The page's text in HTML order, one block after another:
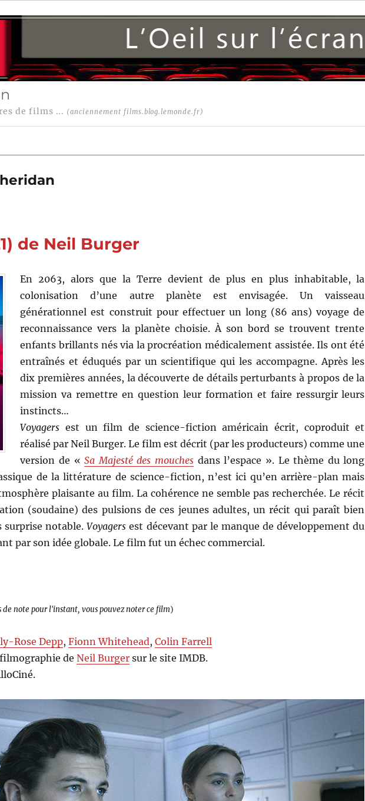
de films ... (anciennement films.blog.lemonde.fr)
de Neil Burger
En 2063, alors que la Terre devient de plus en plus inhabitable, la
colonisation d’une autre planète est envisagée. Un vaisseau
générationnel est construit pour effectuer un long (86 ans) voyage de
reconnaissance vers la planète choisie. À son bord se trouvent trente
enfants brillants nés via la procréation médicalement assistée. Ils ont été
entraînés et éduqués par un scientifique qui les accompagne. Après les
dix premières années, la découverte de détails perturbants à propos de la
mission va remettre en question leur formation et faire ressurgir leurs
instincts…
Voyagers est un film de science-fiction américain écrit, coproduit et
réalisé par Neil Burger. Le film est décrit (par les producteurs) comme une
version de «Sa Majesté des mouches dans l’espace ». Le thème du long
de la littérature de science-fiction, n’est ici qu’en arrière-plan mais
plaisante au film. La cohérence ne semble pas recherchée. Le récit
(soudaine) des pulsions de ces jeunes adultes, un récit qui paraît bien
surprise notable.Voyagers est décevant par le manque de développement du
par son idée globale. Le film fut un échec commercial.
de note pour l'instant, vous pouvez noter ce film)
Rose Depp,Fionn Whitehead,Colin Farrell
deNeil Burger sur le site IMDB.